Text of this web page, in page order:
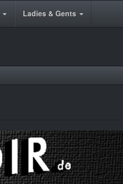
Ladies & Gents